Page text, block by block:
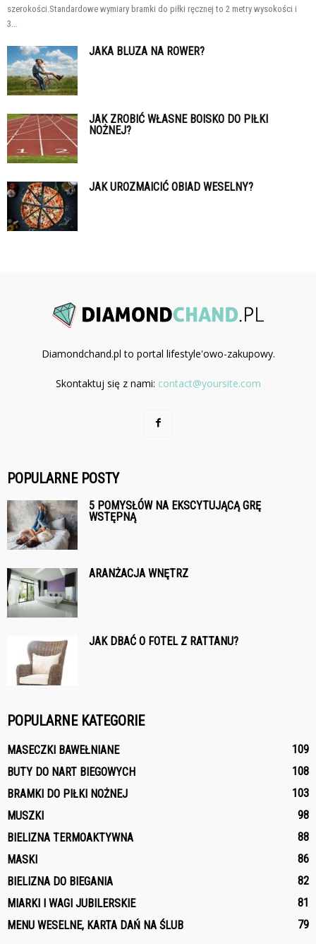
szerokości.Standardowe wymiary bramki do piłki ręcznej to 2 metry wysokości i
3...
JAKA BLUZA NA ROWER?
JAK ZROBIĆ WŁASNE BOISKO DO PIŁKI
NOŻNEJ?
JAK UROZMAICIĆ OBIAD WESELNY?
Diamondchand.pl to portal lifestyle'owo-zakupowy.
Skontaktuj się z nami: contact@yoursite.com
POPULARNE POSTY
5 POMYSŁÓW NA EKSCYTUJĄCĄ GRĘ
WSTĘPNĄ
ARANŻACJA WNĘTRZ
JAK DBAĆ O FOTEL Z RATTANU?
POPULARNE KATEGORIE
MASECZKI BAWEŁNIANE
109
BUTY DO NART BIEGOWYCH
108
BRAMKI DO PIŁKI NOŻNEJ
103
MUSZKI
98
BIELIZNA TERMOAKTYWNA
88
MASKI
86
BIELIZNA DO BIEGANIA
82
MIARKI I WAGI JUBILERSKIE
81
MENU WESELNE, KARTA DAŃ NA ŚLUB
79